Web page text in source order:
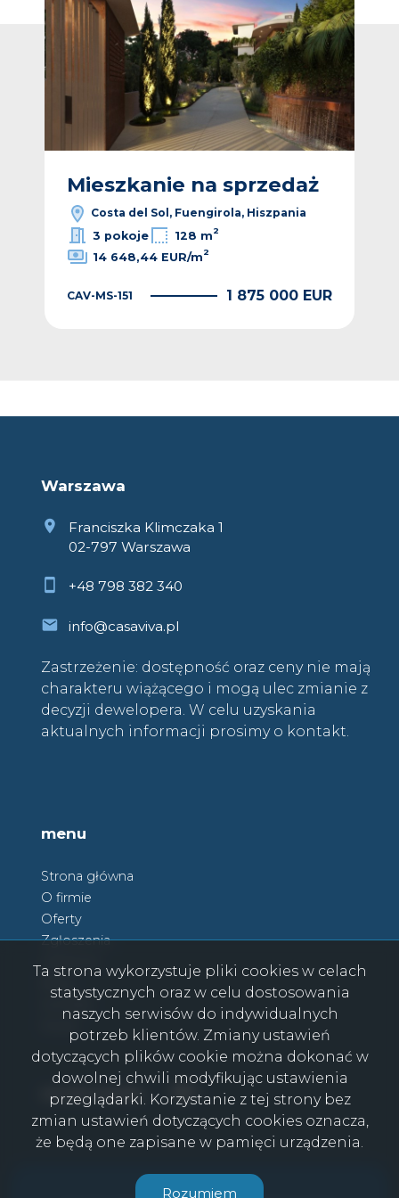
Mieszkanie na sprzedaż
Costa del Sol, Fuengirola, Hiszpania
3 pokoje
128 m2
14 648,44 EUR/m2
CAV-MS-151 1 875 000 EUR
Warszawa
Franciszka Klimczaka 1
02-797 Warszawa
+48 798 382 340
info@casaviva.pl
Zastrzeżenie: dostępność oraz ceny nie mają
charakteru wiążącego i mogą ulec zmianie z
decyzji dewelopera. W celu uzyskania
aktualnych informacji prosimy o kontakt.
menu
Strona główna
O firmie
Oferty
Zgłoszenia
Kontakt
social media Facebook
Facebook
CasaViva © 2026
Ta strona wykorzystuje pliki cookies w celach
statystycznych oraz w celu dostosowania
naszych serwisów do indywidualnych
potrzeb klientów. Zmiany ustawień
dotyczących plików cookie można dokonać w
dowolnej chwili modyfikując ustawienia
przeglądarki. Korzystanie z tej strony bez
zmian ustawień dotyczących cookies oznacza,
że będą one zapisane w pamięci urządzenia.
Rozumiem